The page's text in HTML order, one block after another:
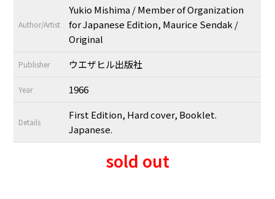
Author/Artist
Yukio Mishima / Member of Organization
for Japanese Edition, Maurice Sendak /
Original
Publisher ウエザヒル出版社
Year 1966
Details
First Edition, Hard cover, Booklet.
Japanese.
sold out